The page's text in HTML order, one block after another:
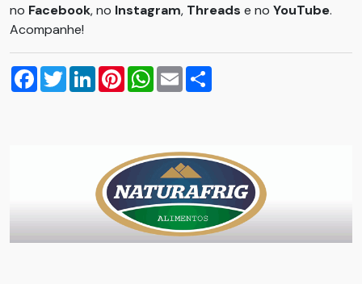
no Facebook, no Instagram, Threads e no YouTube.
Acompanhe!
Facebook
TwitterLinkedInPinterestWhatsApp
Email